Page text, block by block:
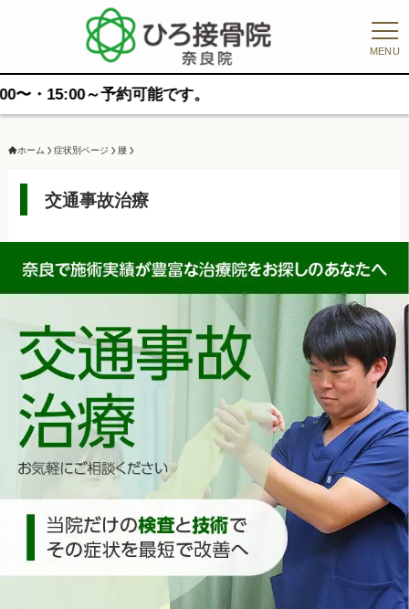
MENU
可能です。
ホーム 症状別ページ 腰
交通事故治療